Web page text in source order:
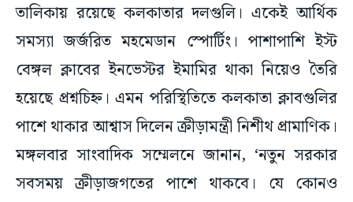
তালিকায় রয়েছে কলকাতার দলগুলি। একেই আর্থিক
সমস্যা জর্জরিত মহমেডান স্পোর্টিং। পাশাপাশি ইস্ট
বেঙ্গল ক্লাবের ইনভেস্টর ইমামির থাকা নিয়েও তৈরি
হয়েছে প্রশ্নচিহ্ন। এমন পরিস্থিতিতে কলকাতা ক্লাবগুলির
পাশে থাকার আশ্বাস দিলেন ক্রীড়ামন্ত্রী নিশীথ প্রামাণিক।
মঙ্গলবার সাংবাদিক সম্মেলনে জানান, ‘নতুন সরকার
সবসময় ক্রীড়াজগতের পাশে থাকবে। যে কোনও